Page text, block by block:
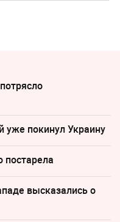
уже покинул Украину
постарела
высказались о